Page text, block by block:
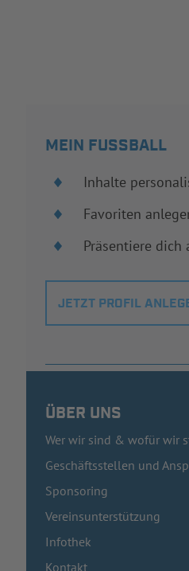
MEIN FUSSBALL
Inhalte
Favoriten
Präsentiere dich
JETZT PROFIL
ÜBER UNS
Wer wir sind & wofür wir
Geschäftsstellen und
Sponsoring
Vereinsunterstützung
Infothek
Kontakt